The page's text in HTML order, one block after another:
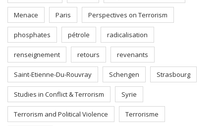
Menace Paris Perspectives on Terrorism
phosphates pétrole radicalisation
renseignement retours revenants
Saint-Etienne-Du-Rouvray Schengen Strasbourg
Studies in Conflict & Terrorism Syrie
Terrorism and Political Violence Terrorisme